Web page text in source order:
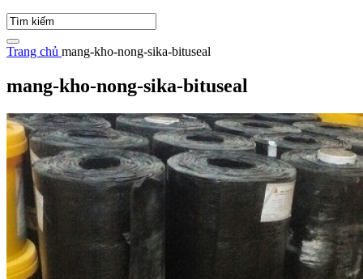
Trang chủ mang-kho-nong-sika-bituseal
mang-kho-nong-sika-bituseal